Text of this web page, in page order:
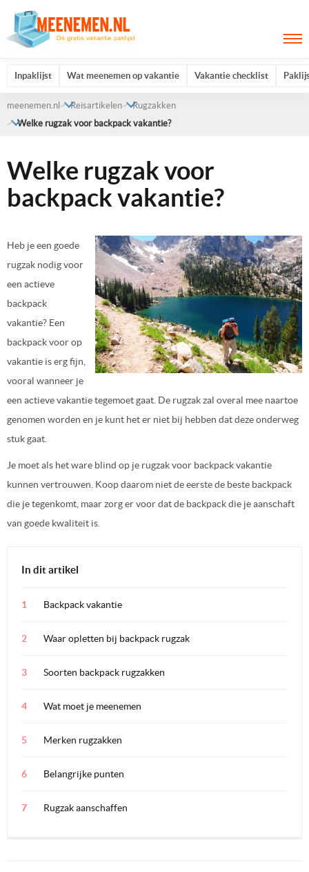
Inpaklijst Wat meenemen op vakantie Vakantie checklist
meenemen.nl Reisartikelen
Rugzakken
Welke rugzak voor backpack vakantie?
Welke rugzak voor
backpack vakantie?
Heb je een goede
rugzak nodig voor
een actieve
backpack
vakantie? Een
backpack voor op
vakantie is erg fijn,
vooral wanneer je
een actieve vakantie tegemoet gaat. De rugzak zal overal mee naartoe
genomen worden en je kunt het er niet bij hebben dat deze onderweg
stuk gaat.
Je moet als het ware blind op je rugzak voor backpack vakantie
kunnen vertrouwen. Koop daarom niet de eerste de beste backpack
die je tegenkomt, maar zorg er voor dat de backpack die je aanschaft
van goede kwaliteit is.
In dit artikel
Backpack vakantie
Waar opletten bij backpack rugzak
Soorten backpack rugzakken
Wat moet je meenemen
Merken rugzakken
Belangrijke punten
Rugzak aanschaffen